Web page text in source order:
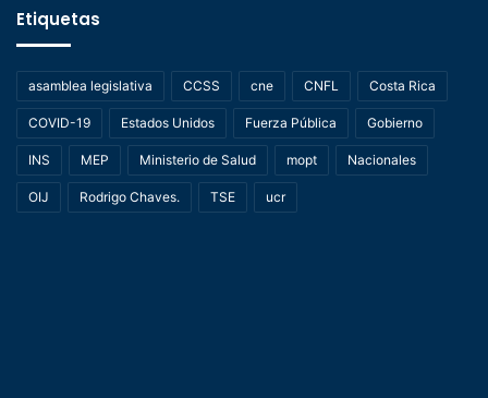
Etiquetas
asamblea legislativa CCSS cne CNFL Costa Rica
COVID-19 Estados Unidos Fuerza Pública Gobierno
INS MEP Ministerio de Salud mopt Nacionales
OIJ Rodrigo Chaves. TSE ucr